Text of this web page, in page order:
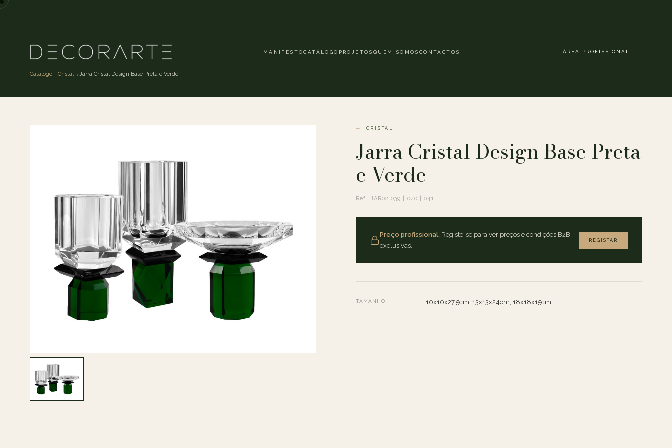
MANIFESTOCATÁLOGO PROJETOS QUEM SOMOS CONTACTOS ÁREA PROFISSIONAL
Catálogo→Cristal→Jarra Cristal Design Base Preta e Verde
CRISTAL
Jarra Cristal Design Base Preta
e Verde
Ref. JAR02.039 | 040 | 041
Preço profissional. Registe-se para ver preços e condições B2B
exclusivas.
REGISTAR
TAMANHO 10x10x27.5cm, 13x13x24cm, 18x18x15cm